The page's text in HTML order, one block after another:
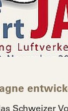
Schweizer